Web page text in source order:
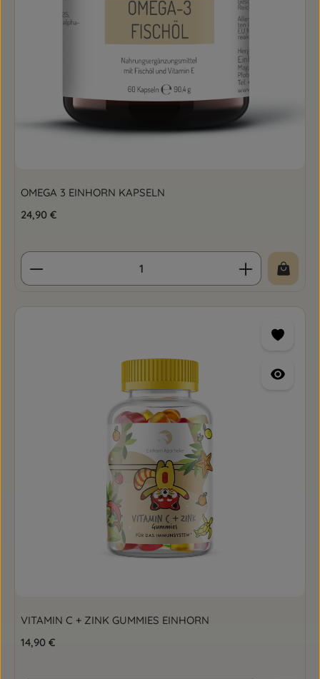
OMEGA 3 EINHORN KAPSELN
Regulärer Preis:
24,90 €
Produkt Anzahl: Gib den gewünschten Wert
VITAMIN C + ZINK GUMMIES EINHORN
Regulärer Preis:
14,90 €